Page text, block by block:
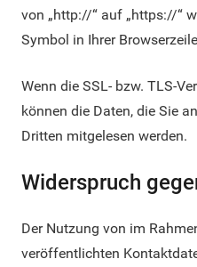
von „http://“ auf „https://“
Symbol in Ihrer
Wenn die SSL- bzw. TLS-
können die Daten, die Sie
Dritten mitgelesen werden.
Widerspruch
Der Nutzung von im
veröffentlichten